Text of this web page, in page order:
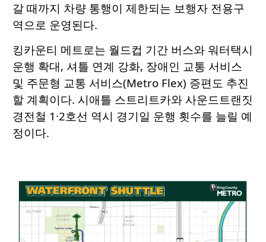
갈 때까지 차량 통행이 제한되는 보행자 전용구
역으로 운영된다.
킹카운티 메트로는 월드컵 기간 버스와 워터택시
운행 확대, 셔틀 연계 강화, 장애인 교통 서비스
및 주문형 교통 서비스(Metro Flex) 증편도 추진
할 계획이다. 시애틀 스트리트카와 사운드트랜짓
경전철 1·2호선 역시 경기일 운행 횟수를 늘릴 예
정이다.